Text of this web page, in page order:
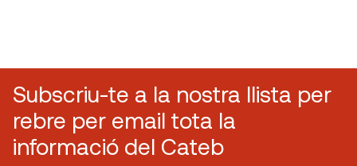
Subscriu-te a la nostra llista per
rebre per email tota la
informació del Cateb